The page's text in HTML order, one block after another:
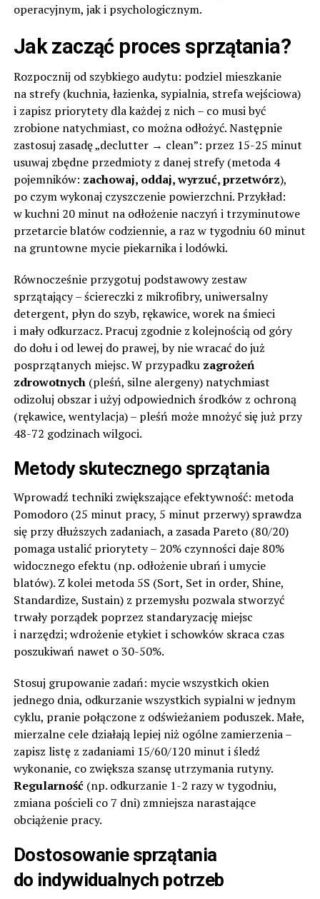
operacyjnym, jak i psychologicznym.
Jak zacząć proces sprzątania?
Rozpocznij od szybkiego audytu: podziel mieszkanie
na strefy (kuchnia, łazienka, sypialnia, strefa wejściowa)
i zapisz priorytety dla każdej z nich – co musi być
zrobione natychmiast, co można odłożyć. Następnie
zastosuj zasadę „declutter → clean”: przez 15-25 minut
usuwaj zbędne przedmioty z danej strefy (metoda 4
pojemników: zachowaj, oddaj, wyrzuć, przetwórz),
po czym wykonaj czyszczenie powierzchni. Przykład:
w kuchni 20 minut na odłożenie naczyń i trzyminutowe
przetarcie blatów codziennie, a raz w tygodniu 60 minut
na gruntowne mycie piekarnika i lodówki.
Równocześnie przygotuj podstawowy zestaw
sprzątający – ściereczki z mikrofibry, uniwersalny
detergent, płyn do szyb, rękawice, worek na śmieci
i mały odkurzacz. Pracuj zgodnie z kolejnością od góry
do dołu i od lewej do prawej, by nie wracać do już
posprzątanych miejsc. W przypadku zagrożeń
zdrowotnych(pleśń, silne alergeny) natychmiast
odizoluj obszar i użyj odpowiednich środków z ochroną
(rękawice, wentylacja) – pleśń może mnożyć się już przy
48-72 godzinach wilgoci.
Metody skutecznego sprzątania
Wprowadź techniki zwiększające efektywność: metoda
Pomodoro (25 minut pracy, 5 minut przerwy) sprawdza
się przy dłuższych zadaniach, a zasada Pareto (80/20)
pomaga ustalić priorytety – 20% czynności daje 80%
widocznego efektu (np. odłożenie ubrań i umycie
blatów). Z kolei metoda 5S (Sort, Set in order, Shine,
Standardize, Sustain) z przemysłu pozwala stworzyć
trwały porządek poprzez standaryzację miejsc
i narzędzi; wdrożenie etykiet i schowków skraca czas
poszukiwań nawet o 30-50%.
Stosuj grupowanie zadań: mycie wszystkich okien
jednego dnia, odkurzanie wszystkich sypialni w jednym
cyklu, pranie połączone z odświeżaniem poduszek. Małe,
mierzalne cele działają lepiej niż ogólne zamierzenia –
zapisz listę z zadaniami 15/60/120 minut i śledź
wykonanie, co zwiększa szansę utrzymania rutyny.
Regularność(np. odkurzanie 1-2 razy w tygodniu,
zmiana pościeli co 7 dni) zmniejsza narastające
obciążenie pracy.
Dostosowanie sprzątania
do indywidualnych potrzeb